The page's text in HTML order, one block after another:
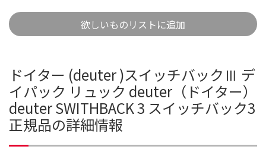
欲しいものリストに追加
ドイター (deuter )スイッチバックⅢ デ
イパック リュック deuter（ドイター）
deuter SWITHBACK 3 スイッチバック3
正規品の詳細情報